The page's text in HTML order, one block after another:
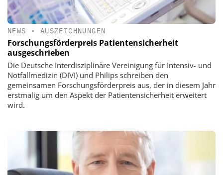
NEWS • AUSZEICHNUNGEN
Forschungsförderpreis Patientensicherheit
ausgeschrieben
Die Deutsche Interdisziplinäre Vereinigung für Intensiv- und
Notfallmedizin (DIVI) und Philips schreiben den
gemeinsamen Forschungsförderpreis aus, der in diesem Jahr
erstmalig um den Aspekt der Patientensicherheit erweitert
wird.